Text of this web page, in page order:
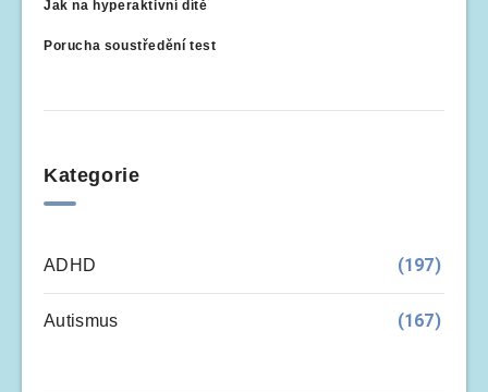
Jak na hyperaktivní dítě
Porucha soustředění test
Kategorie
ADHD (197)
Autismus (167)